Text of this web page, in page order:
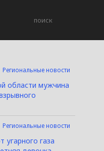
Региональные новости
области мужчина
Региональные новости
угарного газа